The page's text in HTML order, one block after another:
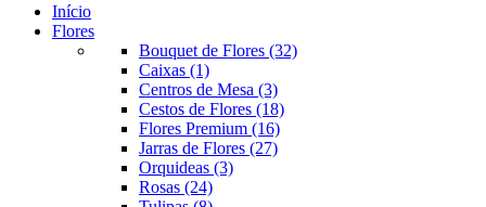
Início
Flores
Bouquet de Flores (32)
Caixas (1)
Centros de Mesa (3)
Cestos de Flores (18)
Flores Premium (16)
Jarras de Flores (27)
Orquideas (3)
Rosas (24)